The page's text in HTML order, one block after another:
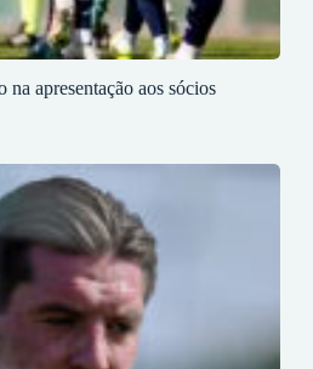
apresentação aos sócios